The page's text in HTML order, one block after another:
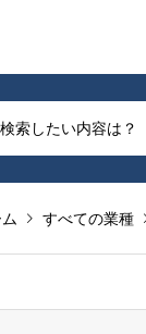
検索したい内容は？
すべての業種